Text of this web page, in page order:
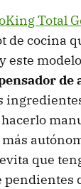
Total
de cocina
este
de
que